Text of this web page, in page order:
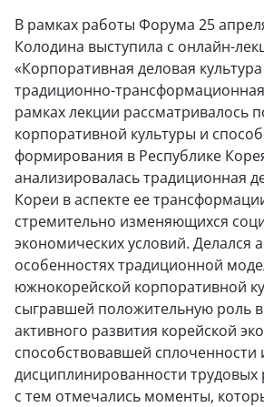
В рамках работы Форума 25
Колодина выступила с онлайн-
«Корпоративная деловая
традиционно-
рамках лекции рассматривалось
корпоративной культуры и
формирования в Республике
анализировалась традиционная
Кореи в аспекте ее
стремительно изменяющихся
экономических условий. Делался
особенностях традиционной
южнокорейской корпоративной
сыгравшей положительную роль
активного развития корейской
способствовавшей сплоченности
дисциплинированности трудовых
с тем отмечались моменты,